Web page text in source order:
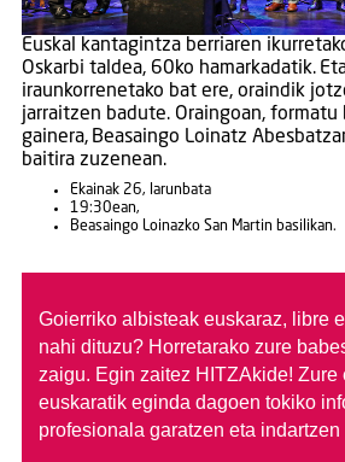
Euskal kantagintza berriaren
Oskarbi taldea, 60ko hamarkadatik.
iraunkorrenetako bat ere, oraindik
jarraitzen badute. Oraingoan, formatu
gainera, Beasaingo Loinatz
baitira zuzenean.
Ekainak 26, larunbata
19:30ean,
Beasaingo Loinazko San Martin basilikan.
Goierriko albisteak euskaraz, libre
nahi dituzu? Horretarako zure
zaigu. Egin zaitez HITZAkide! Zure
euskaratik eginda dagoen tokiko
profesionala garatzen eta